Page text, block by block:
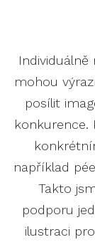
mohou
posílit
konkurence.
například
Takto
podporu
ilustraci